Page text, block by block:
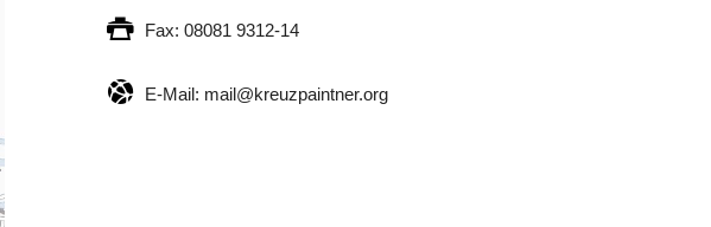
Fax: 08081 9312-14
E-Mail: mail@kreuzpaintner.org